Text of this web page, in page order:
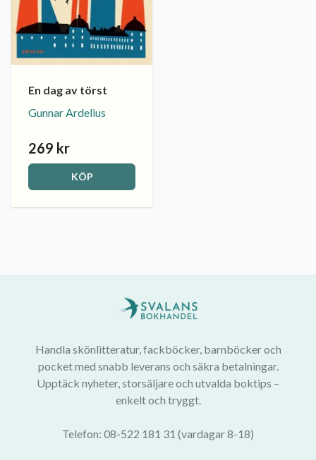
En dag av törst
Gunnar Ardelius
269 kr
KÖP
Handla skönlitteratur, fackböcker, barnböcker och
pocket med snabb leverans och säkra betalningar.
Upptäck nyheter, storsäljare och utvalda boktips –
enkelt och tryggt.
Telefon: 08-522 181 31 (vardagar 8-18)